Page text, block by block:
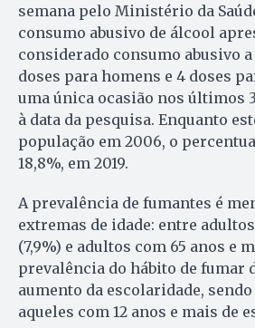
semana pelo Ministério da
consumo abusivo de álcool
considerado consumo abusivo a
doses para homens e 4 doses
uma única ocasião nos últimos
à data da pesquisa. Enquanto
população em 2006, o
18,8%, em 2019.
A prevalência de fumantes é
extremas de idade: entre
(7,9%) e adultos com 65 anos e
prevalência do hábito de fumar
aumento da escolaridade,
aqueles com 12 anos e mais de